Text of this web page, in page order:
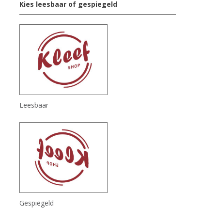
Kies leesbaar of gespiegeld
Leesbaar
Gespiegeld